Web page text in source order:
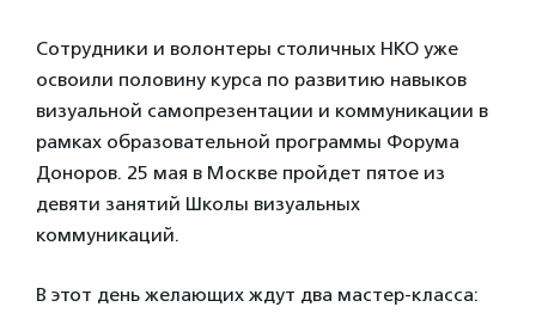
Сотрудники и волонтеры столичных НКО уже
освоили половину курса по развитию навыков
визуальной самопрезентации и коммуникации в
рамках образовательной программы Форума
Доноров. 25 мая в Москве пройдет пятое из
девяти занятий Школы визуальных
коммуникаций.
В этот день желающих ждут два мастер-класса: